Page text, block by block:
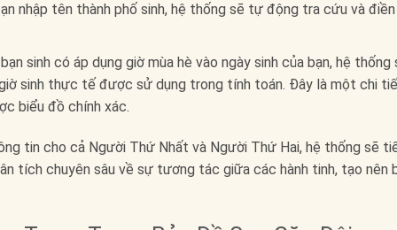
nhập tên thành phố sinh, hệ thống sẽ tự động tra cứu và điền
sinh có áp dụng giờ mùa hè vào ngày sinh của bạn, hệ thống
sinh thực tế được sử dụng trong tính toán. Đây là một chi
biểu đồ chính xác.
tin cho cả Người Thứ Nhất và Người Thứ Hai, hệ thống sẽ
tích chuyên sâu về sự tương tác giữa các hành tinh, tạo nên